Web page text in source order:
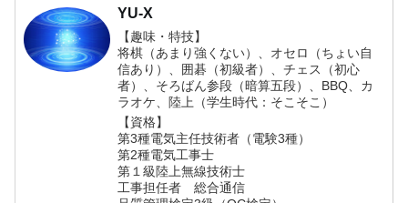
YU-X
【趣味・特技】
将棋（あまり強くない）、オセロ（ちょい自
信あり）、囲碁（初級者）、チェス（初心
者）、そろばん参段（暗算五段）、BBQ、カ
ラオケ、陸上（学生時代：そこそこ）
【資格】
第3種電気主任技術者（電験3種）
第2種電気工事士
第１級陸上無線技術士
工事担任者 総合通信